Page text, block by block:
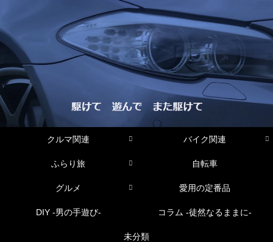
クルマ関連 バイク関連
ふらり旅 自転車
グルメ 愛用の定番品
DIY -男の手遊び- コラム -徒然なるままに-
未分類